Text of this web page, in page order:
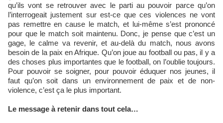
qu’ils vont se retrouver avec le parti au pouvoir parce qu’on
l’interrogeait justement sur est-ce que ces violences ne vont
pas remettre en cause le match, et lui-même s’est prononcé
pour que le match soit maintenu. Donc, je pense que c’est un
gage, le calme va revenir, et au-delà du match, nous avons
besoin de la paix en Afrique. Qu’on joue au football ou pas, il y a
des choses plus importantes que le football, on l’oublie toujours.
Pour pouvoir se soigner, pour pouvoir éduquer nos jeunes, il
faut qu’on soit dans un environnement de paix et de non-
violence, c’est ça le plus important.
Le message à retenir dans tout cela…